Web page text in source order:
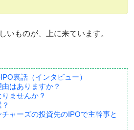
いものが、上に来ています。
裏話（インタビュー）
はありますか？
ませんか？
ャーズの投資先のIPOで主幹事と